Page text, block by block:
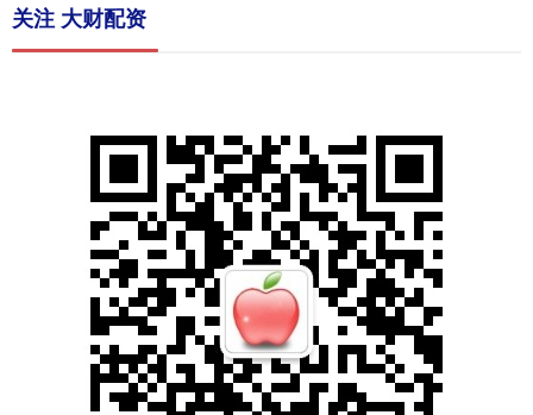
关注 大财配资